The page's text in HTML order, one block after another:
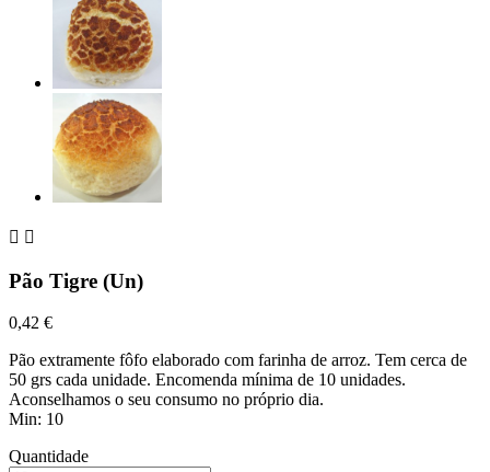
 
Pão Tigre (Un)
0,42 €
Pão extramente fôfo elaborado com farinha de arroz. Tem cerca de
50 grs cada unidade. Encomenda mínima de 10 unidades.
Aconselhamos o seu consumo no próprio dia.
Min: 10
Quantidade